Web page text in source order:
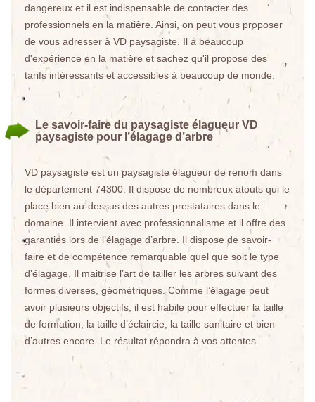
dangereux et il est indispensable de contacter des
professionnels en la matière. Ainsi, on peut vous proposer
de vous adresser à VD paysagiste. Il a beaucoup
d'expérience en la matière et sachez qu'il propose des
tarifs intéressants et accessibles à beaucoup de monde.
Le savoir-faire du paysagiste élagueur VD
paysagiste pour l’élagage d’arbre
VD paysagiste est un paysagiste élagueur de renom dans
le département 74300. Il dispose de nombreux atouts qui le
place bien au-dessus des autres prestataires dans le
domaine. Il intervient avec professionnalisme et il offre des
garanties lors de l’élagage d’arbre. Il dispose de savoir-
faire et de compétence remarquable quel que soit le type
d’élagage. Il maitrise l’art de tailler les arbres suivant des
formes diverses, géométriques. Comme l’élagage peut
avoir plusieurs objectifs, il est habile pour effectuer la taille
de formation, la taille d’éclaircie, la taille sanitaire et bien
d’autres encore. Le résultat répondra à vos attentes.